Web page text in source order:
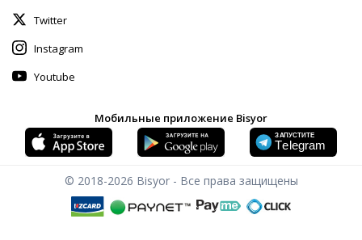
Twitter
Instagram
Youtube
Мобильные приложение Bisyor
© 2018-2026 Bisyor - Все права защищены